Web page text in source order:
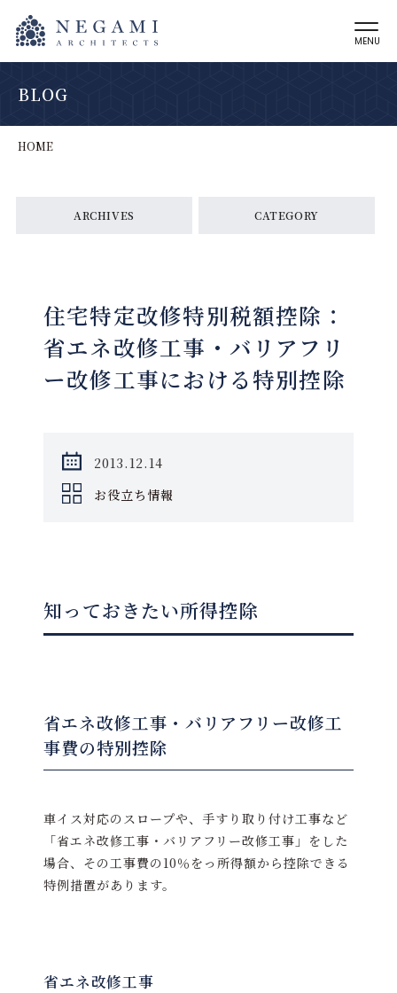
MENU
BLOG
HOME
ARCHIVES CATEGORY
住宅特定改修特別税額控除：
省エネ改修工事・バリアフリ
ー改修工事における特別控除
2013.12.14
お役立ち情報
知っておきたい所得控除
省エネ改修工事・バリアフリー改修工
事費の特別控除
車イス対応のスロープや、手すり取り付け工事など
「省エネ改修工事・バリアフリー改修工事」をした
場合、その工事費の10％をっ所得額から控除できる
特例措置があります。
省エネ改修工事